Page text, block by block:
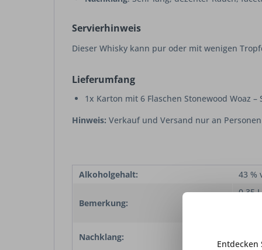
Servierhinweis
Dieser Whisky kann pur oder mit wenigen
Lieferumfang
1x Karton mit 6 Flaschen Stonewood Woaz
Hinweis: Verkauf und Versand nur an
Alkoholgehalt: 43 %
Bemerkung:
0,35
Nachklang:
Entdecken